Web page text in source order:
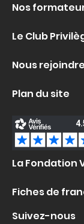
Nos
Le Club
Nous rejoindre
Plan du site
La Fondation
Fiches de
Suivez-nous